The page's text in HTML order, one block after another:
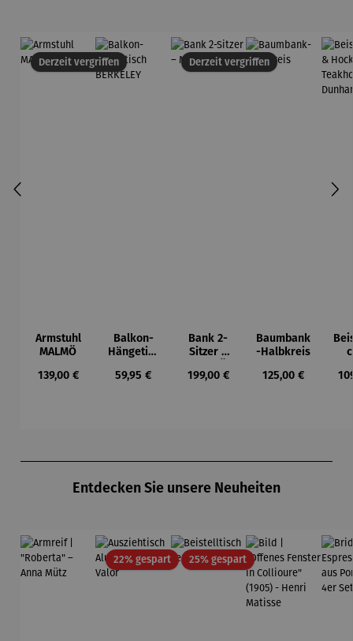
Derzeit vergriffen
Armstuhl
MALMÖ
Regulärer Preis:
139,00 €
Balkon-
Hängetisc
BERKELEY
Regulärer Preis:
59,95 €
Derzeit vergriffen
Bank 2-
Sitzer –
Regulärer Preis:
199,00 €
Baumbank
-Halbkreis
Regulärer Preis:
125,00 €
Entdecken Sie unsere Neuheiten
22% gespartRabatt25% gespartRabatt